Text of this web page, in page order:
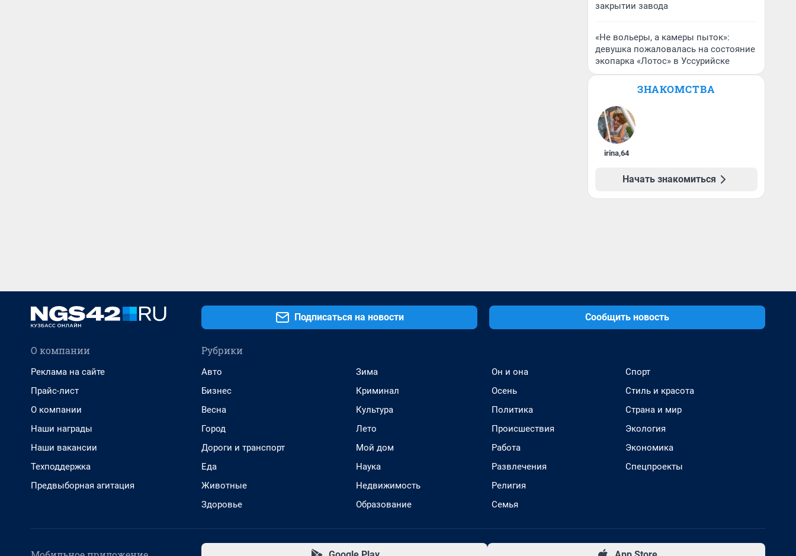
закрытии завода
«Не вольеры, а камеры пыток»:
девушка пожаловалась на состояние
экопарка «Лотос» в Уссурийске
ЗНАКОМСТВА
irina,64
Начать знакомиться
Подписаться на новости Сообщить новость
О компании
Реклама на сайте
Прайс-лист
О компании
Наши награды
Наши вакансии
Техподдержка
Предвыборная агитация
Рубрики
Авто
Бизнес
Весна
Город
Дороги и транспорт
Еда
Животные
Здоровье
Зима
Криминал
Культура
Лето
Мой дом
Наука
Недвижимость
Образование
Он и она
Осень
Политика
Происшествия
Работа
Развлечения
Религия
Семья
Спорт
Стиль и красота
Страна и мир
Экология
Экономика
Спецпроекты